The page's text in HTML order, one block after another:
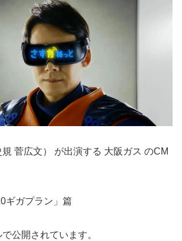
菅広文） が出演する 大阪ガス のCM
ギガプラン」篇
公開されています。